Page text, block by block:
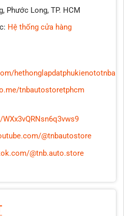
Phước Long, TP. HCM
Hệ thống cửa hàng
tnbautostoretphcm
@tnbautostore
@tnb.auto.store